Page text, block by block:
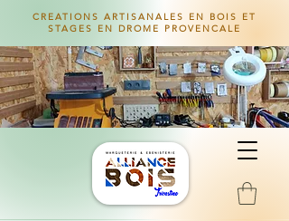
CREATIONS ARTISANALES EN BOIS ET
STAGES EN DROME PROVENCALE